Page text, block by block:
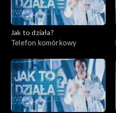
Jak to działa?
Telefon komórkowy